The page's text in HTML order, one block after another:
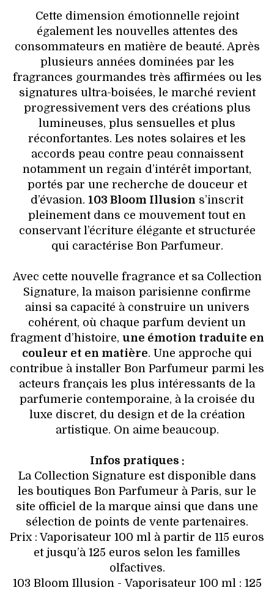
Cette dimension émotionnelle rejoint
également les nouvelles attentes des
consommateurs en matière de beauté. Après
plusieurs années dominées par les
fragrances gourmandes très affirmées ou les
signatures ultra-boisées, le marché revient
progressivement vers des créations plus
lumineuses, plus sensuelles et plus
réconfortantes. Les notes solaires et les
accords peau contre peau connaissent
notamment un regain d’intérêt important,
portés par une recherche de douceur et
d’évasion. 103 Bloom Illusion s’inscrit
pleinement dans ce mouvement tout en
conservant l’écriture élégante et structurée
qui caractérise Bon Parfumeur.
Avec cette nouvelle fragrance et sa Collection
Signature, la maison parisienne confirme
ainsi sa capacité à construire un univers
cohérent, où chaque parfum devient un
fragment d’histoire, une émotion traduite en
couleur et en matière. Une approche qui
contribue à installer Bon Parfumeur parmi les
acteurs français les plus intéressants de la
parfumerie contemporaine, à la croisée du
luxe discret, du design et de la création
artistique. On aime beaucoup.
Infos pratiques :
La Collection Signature est disponible dans
les boutiques Bon Parfumeur à Paris, sur le
site officiel de la marque ainsi que dans une
sélection de points de vente partenaires.
Prix : Vaporisateur 100 ml à partir de 115 euros
et jusqu’à 125 euros selon les familles
olfactives.
103 Bloom Illusion - Vaporisateur 100 ml : 125